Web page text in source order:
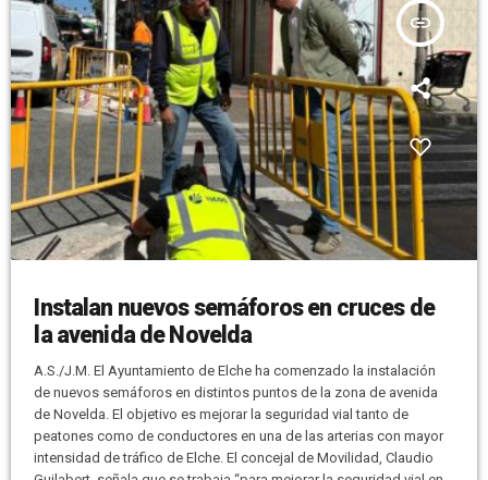
insert_link
Instalan nuevos semáforos en cruces de
la avenida de Novelda
A.S./J.M. El Ayuntamiento de Elche ha comenzado la instalación
de nuevos semáforos en distintos puntos de la zona de avenida
de Novelda. El objetivo es mejorar la seguridad vial tanto de
peatones como de conductores en una de las arterias con mayor
intensidad de tráfico de Elche. El concejal de Movilidad, Claudio